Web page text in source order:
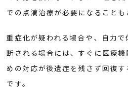
での点滴治療が必要になることも
重症化が疑われる場合や、自力
断される場合には、すぐに医療
めの対応が後遺症を残さず回復
です。